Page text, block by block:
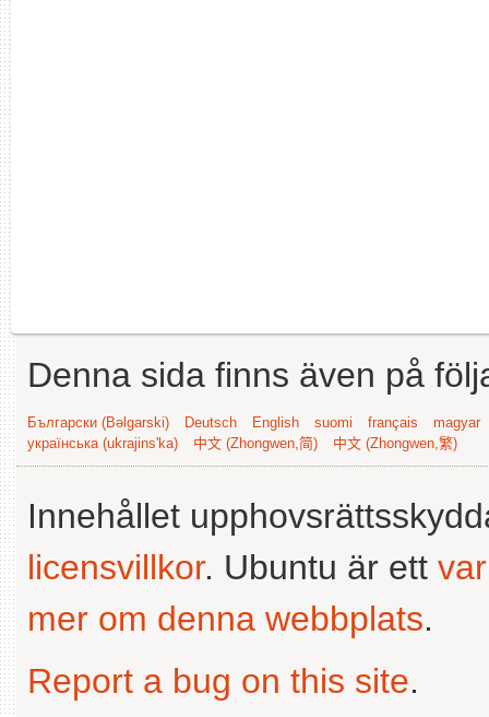
Denna sida finns även på
Български (Bəlgarski) Deutsch English suomi français
magyar
українська (ukrajins'ka)
中文 (Zhongwen,简) 中文 (Zhongwen,繁)
Innehållet
licensvillkor. Ubuntu är ett
mer om denna webbplats.
Report a bug on this site.